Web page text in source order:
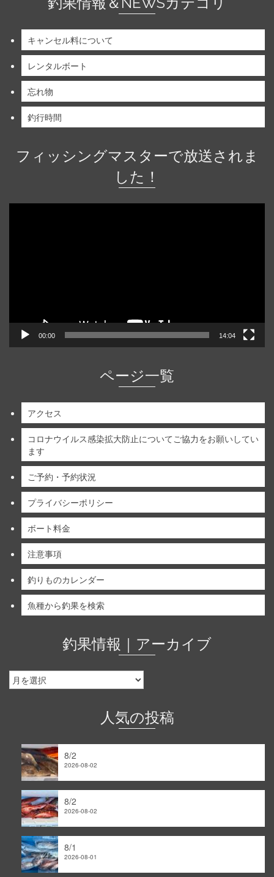
キャンセル料について
レンタルボート
忘れ物
釣行時間
フィッシングマスターで放送されま
した！
00:00 14:04
ページ一覧
アクセス
コロナウイルス感染拡大防止についてご協力をお願いしてい
ます
ご予約・予約状況
プライバシーポリシー
ボート料金
注意事項
釣りものカレンダー
魚種から釣果を検索
釣果情報｜アーカイブ
釣
果
人気の投稿
8/2
2026-08-02
8/2
2026-08-02
8/1
2026-08-01